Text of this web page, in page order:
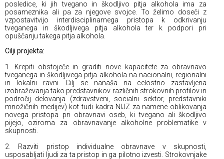
posledice, ki jih tvegano in škodljivo pitja alkohola ima za
posameznika ali pa za njegove svojce. To želimo doseči z
vzpostavitvijo interdisciplinarnega pristopa k odkrivanju
tveganega in škodljivega pitja alkohola ter k podpori pri
opuščanju takega pitja alkohola.
Cilji projekta:
1. Krepiti obstoječe in graditi nove kapacitete za obravnavo
tveganega in škodljivega pitja alkohola na nacionalni, regionalni
in lokalni ravni. Cilj se nanaša na celostno zastavljena
izobraževanja tako predstavnikov različnih strokovnih profilov in
področij delovanja (zdravstveni, socialni sektor, predstavniki
množičnih medijev) kot tudi kadra NIJZ za namene oblikovanja
novega pristopa pri obravnavi oseb, ki tvegano ali škodljivo
pijejo, oziroma za obravnavanje alkoholne problematike v
skupnosti.
2. Razviti pristop individualne obravnave v skupnosti,
usposabljati ljudi za ta pristop in ga pilotno izvesti. Strokovnjake